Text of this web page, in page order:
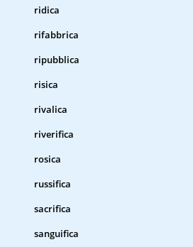
ridica
rifabbrica
ripubblica
risica
rivalica
riverifica
rosica
russifica
sacrifica
sanguifica